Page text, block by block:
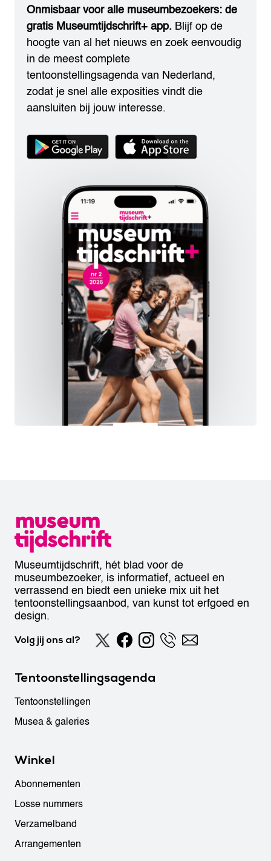
Onmisbaar voor alle museumbezoekers: de
gratis Museumtijdschrift+ app. Blijf op de
hoogte van al het nieuws en zoek eenvoudig
in de meest complete
tentoonstellingsagenda van Nederland,
zodat je snel alle exposities vindt die
aansluiten bij jouw interesse.
Museumtijdschrift, hét blad voor de
museumbezoeker, is informatief, actueel en
verrassend en biedt een unieke mix uit het
tentoonstellingsaanbod, van kunst tot erfgoed en
design.
Volg jij ons al?
Tentoonstellingsagenda
Tentoonstellingen
Musea & galeries
Winkel
Abonnementen
Losse nummers
Verzamelband
Arrangementen